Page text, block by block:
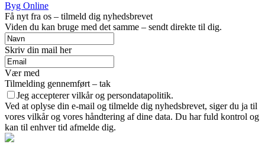
Byg Online
Få nyt fra os – tilmeld dig nyhedsbrevet
Viden du kan bruge med det samme – sendt direkte til dig.
Skriv din mail her
Vær med
Tilmelding gennemført – tak
Jeg accepterer vilkår og persondatapolitik.
Ved at oplyse din e-mail og tilmelde dig nyhedsbrevet, siger du ja til
vores vilkår og vores håndtering af dine data. Du har fuld kontrol og
kan til enhver tid afmelde dig.